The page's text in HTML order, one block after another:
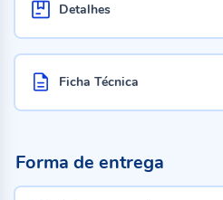
Detalhes
Ficha Técnica
Forma de entrega